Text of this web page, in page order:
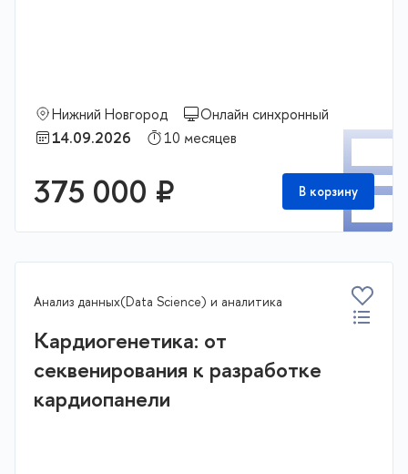
Нижний Новгород
Онлайн синхронный
14.09.2026
10 месяцев
375 000 ₽ В корзину
Анализ данных(Data Science) и аналитика
Кардиогенетика: от
секвенирования к разработке
кардиопанели